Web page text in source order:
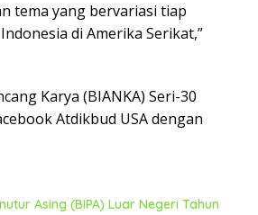
tema yang bervariasi tiap
di Amerika Serikat,”
Karya (BIANKA) Seri-30
Atdikbud USA dengan
Asing (BIPA) Luar Negeri Tahun